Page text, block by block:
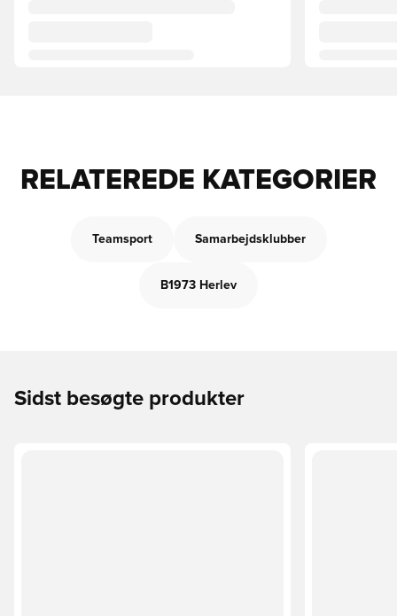
RELATEREDE KATEGORIER
Teamsport Samarbejdsklubber
B1973 Herlev
Sidst besøgte produkter